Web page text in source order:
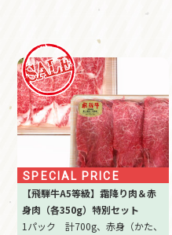
SPECIAL PRICE
【飛騨牛A5等級】霜降り肉＆赤
身肉（各350g）特別セット
1パック 計700g、赤身（かた、